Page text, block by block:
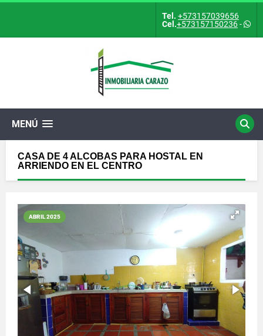
Tel. +573157039656
Cel.+573157150236-
MENÚ
CASA DE 4 ALCOBAS PARA HOSTAL EN
ARRIENDO EN EL CENTRO
ABRIL 2025